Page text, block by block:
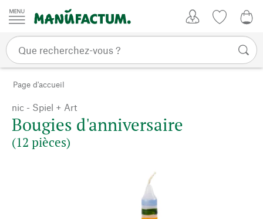
Passer au contenu
Page d'accueil
nic - Spiel + Art
Bougies d'anniversaire
(12 pièces)